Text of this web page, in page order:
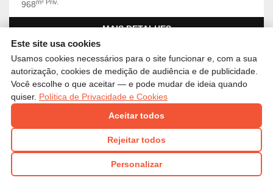
968m² Priv.
MAIS DETALHES
Este site usa cookies
Usamos cookies necessários para o site funcionar e, com a sua
autorização, cookies de medição de audiência e de publicidade.
Você escolhe o que aceitar — e pode mudar de ideia quando
quiser. Política de Privacidade e Cookies
Aceitar todos
Rejeitar todos
Personalizar